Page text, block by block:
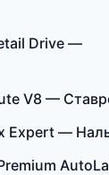
Drive —
V8 —
Expert —